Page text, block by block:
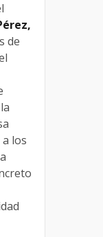
de
los